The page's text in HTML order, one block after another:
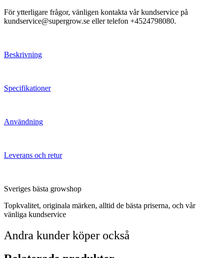
För ytterligare frågor, vänligen kontakta vår kundservice på
kundservice@supergrow.se eller telefon +4524798080.
Beskrivning
Specifikationer
Användning
Leverans och retur
Sveriges bästa growshop
Topkvalitet, originala märken, alltid de bästa priserna, och vår
vänliga kundservice
Andra kunder köper också